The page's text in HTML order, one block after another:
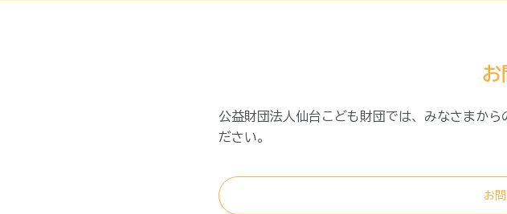
お
公益財団法人仙台こども財団では、みなさまか
ださい。
お